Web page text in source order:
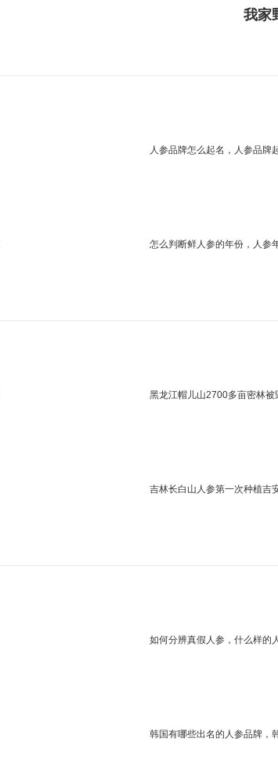
我家
人参品牌怎么起名，人参品牌
怎么判断鲜人参的年份，人参
黑龙江帽儿山2700多亩密林被
吉林长白山人参第一次种植吉
如何分辨真假人参，什么样的
韩国有哪些出名的人参品牌，